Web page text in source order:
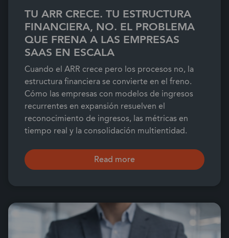
TU ARR CRECE. TU ESTRUCTURA
FINANCIERA, NO. EL PROBLEMA
QUE FRENA A LAS EMPRESAS
SAAS EN ESCALA
Cuando el ARR crece pero los procesos no, la
estructura financiera se convierte en el freno.
Cómo las empresas con modelos de ingresos
recurrentes en expansión resuelven el
reconocimiento de ingresos, las métricas en
tiempo real y la consolidación multientidad.
Read more